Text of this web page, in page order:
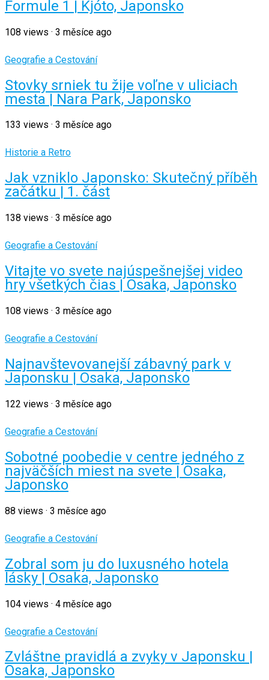
Formule 1 | Kjóto, Japonsko
108 views · 3 měsíce ago
Geografie a Cestování
Stovky srniek tu žije voľne v uliciach
mesta | Nara Park, Japonsko
133 views · 3 měsíce ago
Historie a Retro
Jak vzniklo Japonsko: Skutečný příběh
začátku | 1. část
138 views · 3 měsíce ago
Geografie a Cestování
Vitajte vo svete najúspešnejšej video
hry všetkých čias | Osaka, Japonsko
108 views · 3 měsíce ago
Geografie a Cestování
Najnavštevovanejší zábavný park v
Japonsku | Osaka, Japonsko
122 views · 3 měsíce ago
Geografie a Cestování
Sobotné poobedie v centre jedného z
najväčších miest na svete | Osaka,
Japonsko
88 views · 3 měsíce ago
Geografie a Cestování
Zobral som ju do luxusného hotela
lásky | Osaka, Japonsko
104 views · 4 měsíce ago
Geografie a Cestování
Zvláštne pravidlá a zvyky v Japonsku |
Osaka, Japonsko